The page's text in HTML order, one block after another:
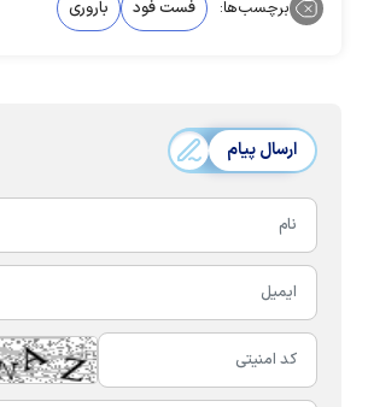
برچسب‌ها: فست فود باروری
ارسال پیام